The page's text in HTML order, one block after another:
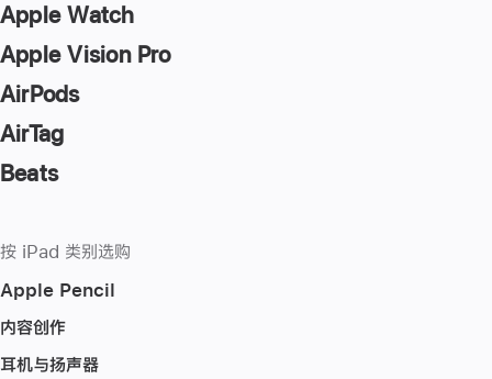
Apple Watch
Apple Vision Pro
AirPods
AirTag
Beats
按 iPad 类别选购
Apple Pencil
内容创作
耳机与扬声器